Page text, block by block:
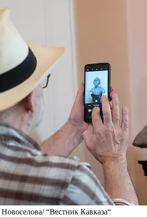
“Вестник Кавказа“